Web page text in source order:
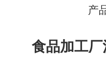
产
食品加工